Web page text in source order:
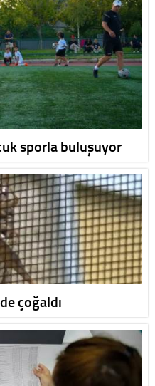
sporla buluşuyor
çoğaldı